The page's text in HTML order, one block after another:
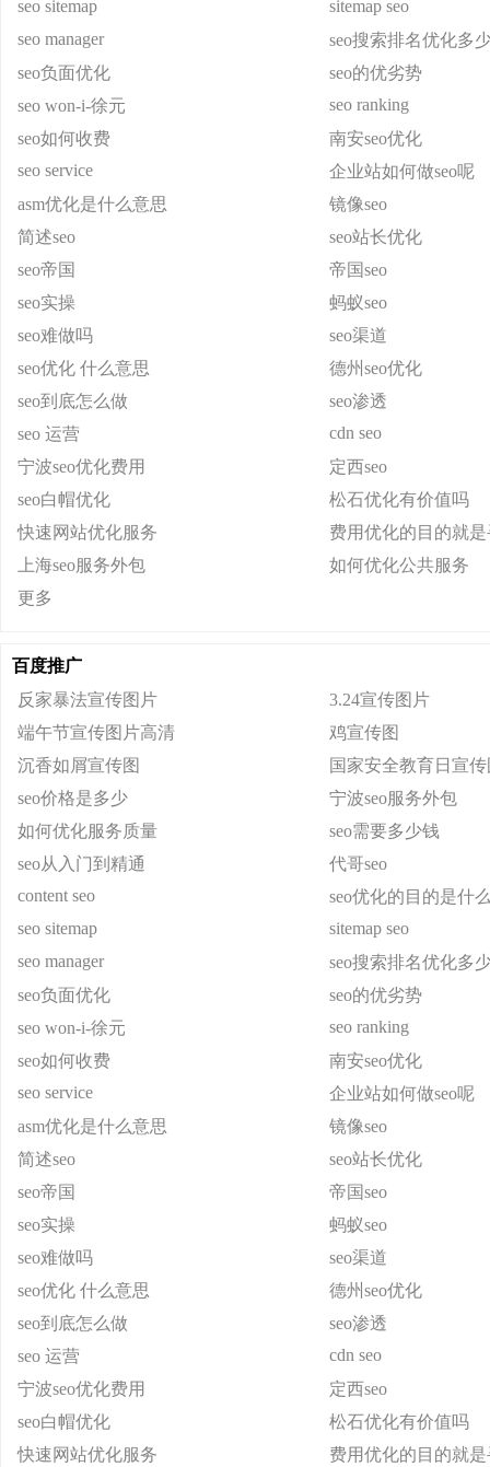
seo sitemap
sitemap seo
seo manager
seo搜索排名优化多
seo负面优化
seo的优劣势
seo won-i-徐元
seo ranking
seo如何收费
南安seo优化
seo service
企业站如何做seo呢
asm优化是什么意思
镜像seo
简述seo
seo站长优化
seo帝国
帝国seo
seo实操
蚂蚁seo
seo难做吗
seo渠道
seo优化 什么意思
德州seo优化
seo到底怎么做
seo渗透
seo 运营
cdn seo
宁波seo优化费用
定西seo
seo白帽优化
松石优化有价值吗
快速网站优化服务
费用优化的目的就
上海seo服务外包
如何优化公共服务
更多
百度推广
反家暴法宣传图片
3.24宣传图片
端午节宣传图片高清
鸡宣传图
沉香如屑宣传图
国家安全教育日宣传
seo价格是多少
宁波seo服务外包
如何优化服务质量
seo需要多少钱
seo从入门到精通
代哥seo
content seo
seo优化的目的是什
seo sitemap
sitemap seo
seo manager
seo搜索排名优化多
seo负面优化
seo的优劣势
seo won-i-徐元
seo ranking
seo如何收费
南安seo优化
seo service
企业站如何做seo呢
asm优化是什么意思
镜像seo
简述seo
seo站长优化
seo帝国
帝国seo
seo实操
蚂蚁seo
seo难做吗
seo渠道
seo优化 什么意思
德州seo优化
seo到底怎么做
seo渗透
seo 运营
cdn seo
宁波seo优化费用
定西seo
seo白帽优化
松石优化有价值吗
快速网站优化服务
费用优化的目的就